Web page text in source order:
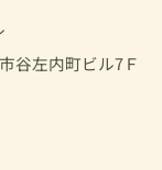
谷左内町ビル7Ｆ